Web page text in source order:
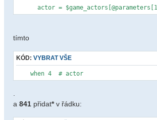
actor =
tímto
KÓD: VYBRAT VŠE
when 4 # actor
a 841 přidat*v řádku: